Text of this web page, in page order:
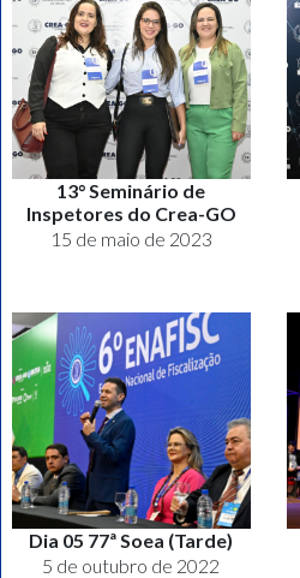
13° Seminário de
Inspetores do Crea-GO
15 de maio de 2023
Dia 05 77ª Soea (Tarde)
5 de outubro de 2022